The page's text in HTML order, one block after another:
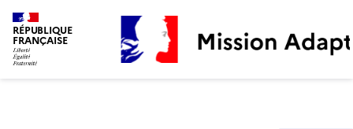
Mission Adaptation
RÉPUBLIQUE
FRANÇAISE